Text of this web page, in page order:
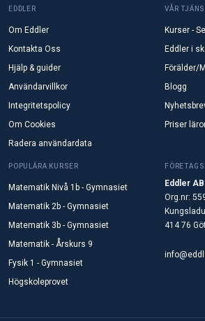
EDDLER
Om Eddler
Kontakta Oss
Hjälp & guider
Användarvillkor
Integritetspolicy
Om Cookies
Radera användardata
VÅR
Kurser -
Eddler i
Förälder/
Blogg
Priser
POPULÄRA KURSER
Matematik Nivå 1b - Gymnasiet
Matematik 2b - Gymnasiet
Matematik 3b - Gymnasiet
Matematik - Årskurs 9
Fysik 1 - Gymnasiet
Högskoleprovet
Eddler AB
Org.nr:
414 76